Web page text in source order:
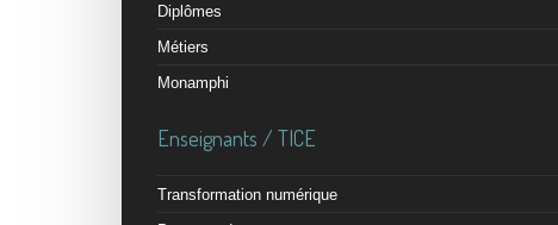
Diplômes
Métiers
Monamphi
Enseignants / TICE
Transformation numérique